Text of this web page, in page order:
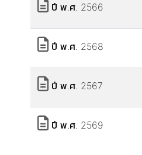
ปี พ.ศ. 2566
ปี พ.ศ. 2568
ปี พ.ศ. 2567
ปี พ.ศ. 2569